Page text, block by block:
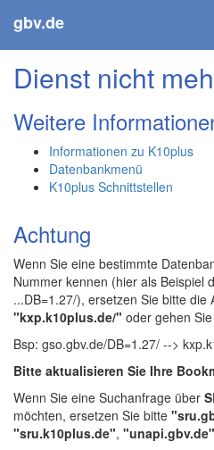
gbv.de
Dienst nicht
Weitere
Informationen zu K10plus
Datenbankmenü
K10plus Schnittstellen
Achtung
Wenn Sie eine bestimmte
Nummer kennen (hier als Beispiel
...DB=1.27/), ersetzen Sie bitte die
"kxp.k10plus.de/" oder gehen
Bsp: gso.gbv.de/DB=1.27/ -->
Bitte aktualisieren Sie Ihre
Wenn Sie eine Suchanfrage über
möchten, ersetzen Sie bitte
"sru.k10plus.de", "unapi.gbv.de"